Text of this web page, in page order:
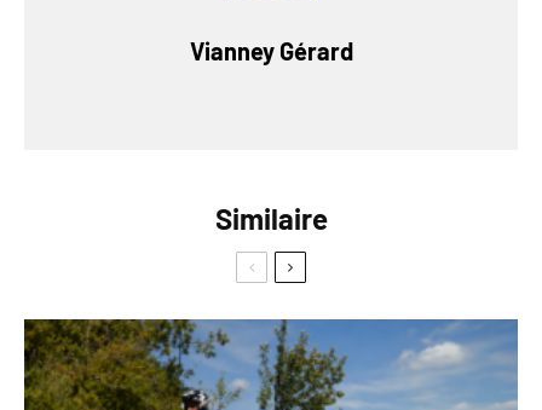
Vianney Gérard
Similaire